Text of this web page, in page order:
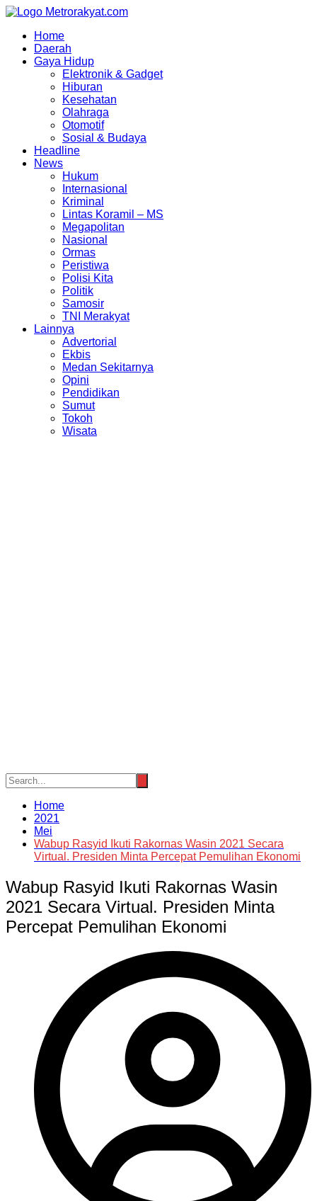
Skip
contentHome
Daerah
Gaya Hidup
Elektronik & Gadget
Hiburan
Kesehatan
Olahraga
Otomotif
Sosial & Budaya
Headline
News
Hukum
Internasional
Kriminal
Lintas Koramil – MS
Megapolitan
Nasional
Ormas
Peristiwa
Polisi Kita
Politik
Samosir
TNI Merakyat
Lainnya
Advertorial
Ekbis
Medan Sekitarnya
Opini
Pendidikan
Sumut
Tokoh
Wisata
Home
2021
Mei
Wabup Rasyid Ikuti Rakornas Wasin 2021 Secara
Virtual. Presiden Minta Percepat Pemulihan Ekonomi
Wabup Rasyid Ikuti Rakornas Wasin
2021 Secara Virtual. Presiden Minta
Percepat Pemulihan Ekonomi